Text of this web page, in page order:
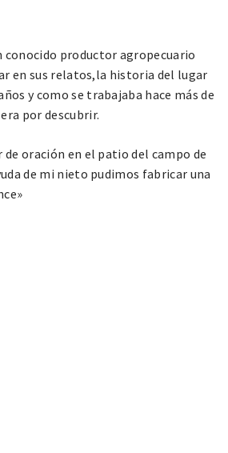
conocido productor agropecuario
en sus relatos,la historia del lugar
y como se trabajaba hace más de
por descubrir.
de oración en el patio del campo de
de mi nieto pudimos fabricar una